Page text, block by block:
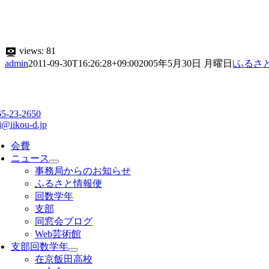
views: 81
admin2011-09-30T16:26:28+09:002005年5月30日 月曜日 |ふるさ
23-2650
d.jp
会費
ニュース
事務局からのお知らせ
ふるさと情報便
回数学年
支部
同窓会ブログ
Web芸術館
支部回数学年
在京飯田高校